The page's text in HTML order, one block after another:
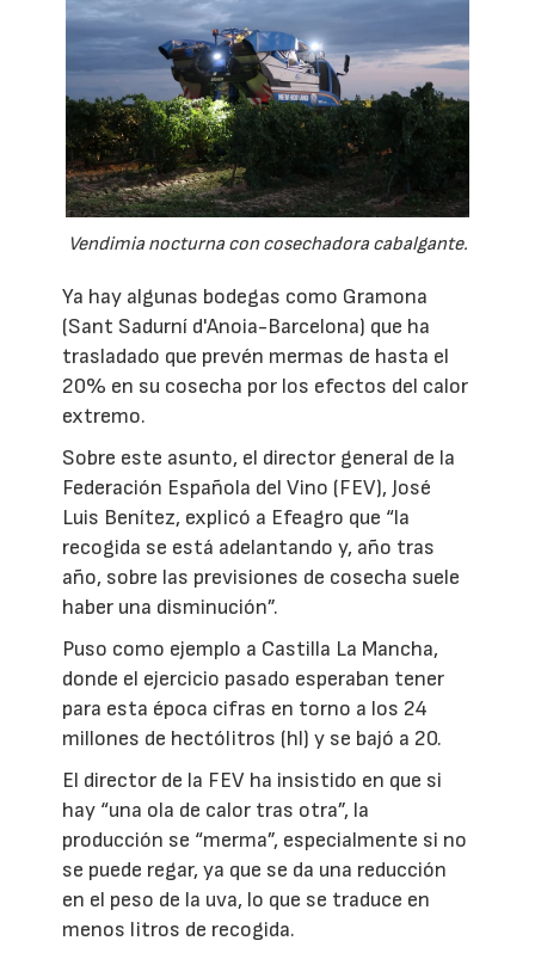
Vendimia nocturna con cosechadora cabalgante.
Ya hay algunas bodegas como Gramona
(Sant Sadurní d'Anoia-Barcelona) que ha
trasladado que prevén mermas de hasta el
20% en su cosecha por los efectos del calor
extremo.
Sobre este asunto, el director general de la
Federación Española del Vino (FEV), José
Luis Benítez, explicó a Efeagro que “la
recogida se está adelantando y, año tras
año, sobre las previsiones de cosecha suele
haber una disminución”.
Puso como ejemplo a Castilla La Mancha,
donde el ejercicio pasado esperaban tener
para esta época cifras en torno a los 24
millones de hectólitros (hl) y se bajó a 20.
El director de la FEV ha insistido en que si
hay “una ola de calor tras otra”, la
producción se “merma”, especialmente si no
se puede regar, ya que se da una reducción
en el peso de la uva, lo que se traduce en
menos litros de recogida.